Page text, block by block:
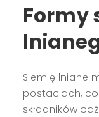
Formy
Siemię lniane
postaciach,
składników